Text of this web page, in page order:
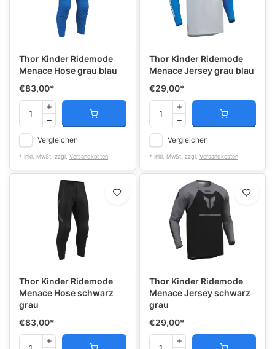
Thor Kinder Ridemode
Menace Hose grau blau
€83,00*
Vergleichen
* Inkl. MwSt. zzgl. Versandkosten
Thor Kinder Ridemode
Menace Jersey grau blau
€29,00*
Vergleichen
* Inkl. MwSt. zzgl. Versandkosten
Thor Kinder Ridemode
Menace Hose schwarz
grau
€83,00*
Thor Kinder Ridemode
Menace Jersey schwarz
grau
€29,00*